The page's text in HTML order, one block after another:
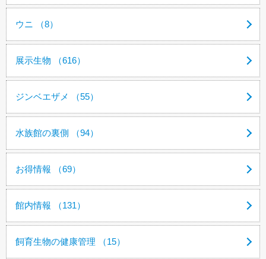
ウニ （8）
展示生物 （616）
ジンベエザメ （55）
水族館の裏側 （94）
お得情報 （69）
館内情報 （131）
飼育生物の健康管理 （15）